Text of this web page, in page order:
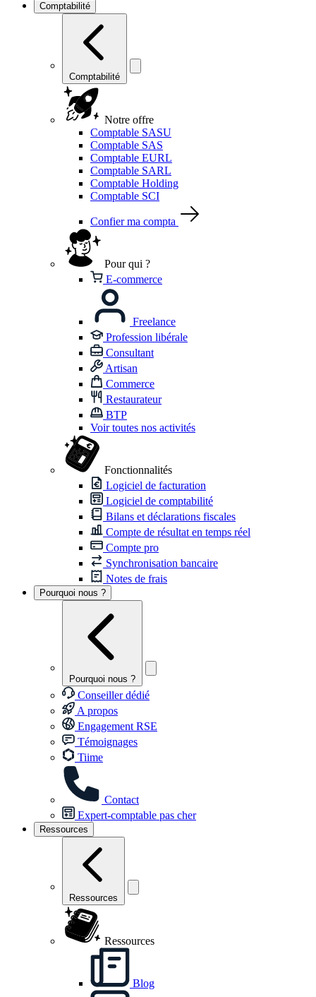
Comptabilité
Comptabilité
Notre offre
Comptable SASU
Comptable SAS
Comptable EURL
Comptable SARL
Comptable Holding
Comptable SCI
Confier ma compta
Pour qui ?
E-commerce
Freelance
Profession libérale
Consultant
Artisan
Commerce
Restaurateur
BTP
Voir toutes nos activités
Fonctionnalités
Logiciel de facturation
Logiciel de comptabilité
Bilans et déclarations fiscales
Compte de résultat en temps réel
Compte pro
Synchronisation bancaire
Notes de frais
Pourquoi nous ?
Pourquoi nous ?
Conseiller dédié
A propos
Engagement RSE
Témoignages
Tiime
Contact
Expert-comptable pas cher
Ressources
Ressources
Ressources
Blog